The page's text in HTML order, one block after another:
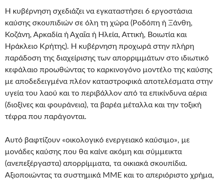
Η κυβέρνηση σχεδιάζει να εγκαταστήσει 6 εργοστάσια
καύσης σκουπιδιών σε όλη τη χώρα (Ροδόπη ή Ξάνθη,
Κοζάνη, Αρκαδία ή Αχαΐα ή Ηλεία, Αττική, Βοιωτία και
Ηράκλειο Κρήτης). Η κυβέρνηση προχωρά στην πλήρη
παράδοση της διαχείρισης των απορριμμάτων στο ιδιωτικό
κεφάλαιο προωθώντας το καρκινογόνο μοντέλο της καύσης
με αποδεδειγμένα πλέον καταστροφικά αποτελέσματα στην
υγεία του λαού και το περιβάλλον από τα επικίνδυνα αέρια
(διοξίνες και φουράνεια), τα βαρέα μέταλλα και την τοξική
τέφρα που παράγονται.
Αυτό βαφτίζουν «οικολογικό ενεργειακό καύσιμο», με
μονάδες καύσης που θα καίνε ακόμη και σύμμεικτα
(ανεπεξέργαστα) απορρίμματα, τα οικιακά σκουπίδια.
Αξιοποιώντας τα συστημικά ΜΜΕ και το απεριόριστο χρήμα,